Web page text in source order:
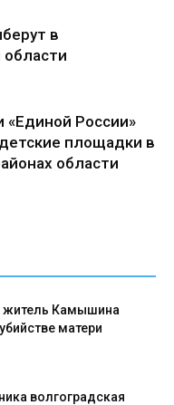
в
области
«Единой России»
площадки в
области
житель Камышина
матери
волгоградская